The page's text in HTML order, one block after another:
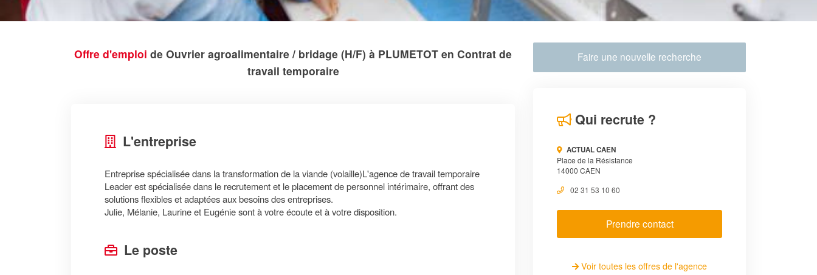
Offre d'emploi de Ouvrier agroalimentaire / bridage (H/F) à PLUMETOT en Contrat de
travail temporaire
L'entreprise
Entreprise spécialisée dans la transformation de la viande (volaille)L'agence de travail temporaire
Leader est spécialisée dans le recrutement et le placement de personnel intérimaire, offrant des
solutions flexibles et adaptées aux besoins des entreprises.
Julie, Mélanie, Laurine et Eugénie sont à votre écoute et à votre disposition.
Le poste
Faire une nouvelle recherche
Qui recrute ?
ACTUAL CAEN
Place de la Résistance
14000 CAEN
02 31 53 10 60
Prendre contact
Voir toutes les offres de l'agence